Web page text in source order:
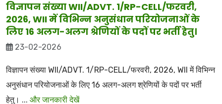
विज्ञापन संख्या WII/ADVT. 1/RP-CELL/फरवरी,
2026, WII में विभिन्न अनुसंधान परियोजनाओं के
लिए 16 अलग-अलग श्रेणियों के पदों पर भर्ती हेतु।
23-02-2026
विज्ञापन संख्या WII/ADVT. 1/RP-CELL/फरवरी, 2026, WII में विभिन्न
अनुसंधान परियोजनाओं के लिए 16 अलग-अलग श्रेणियों के पदों पर भर्ती
हेतु। ... और जानकारी देखें